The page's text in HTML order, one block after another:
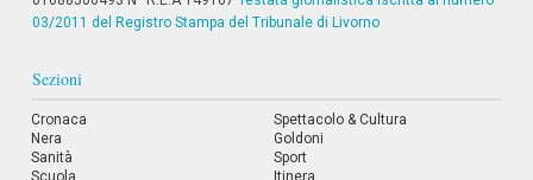
03/2011 del Registro Stampa del Tribunale di Livorno
Sezioni
Cronaca
Nera
Sanità
Spettacolo & Cultura
Goldoni
Sport